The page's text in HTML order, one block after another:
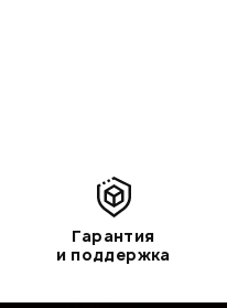
Гарантия
и поддержка